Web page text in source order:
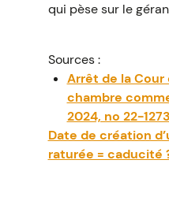
qui pèse sur le
Sources :
Arrêt de la Cour
chambre
2024, no 22-
Date de création
raturée = caducité